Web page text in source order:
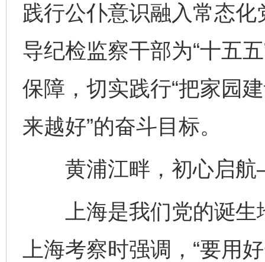
践行公仆意识融入常态
导纪检监察干部为“十五
保障，切实践行“把家园
来越好”的奋斗目标。
黄浦江畔，初心启
上海是我们党的诞生
上海考察时强调，“要用